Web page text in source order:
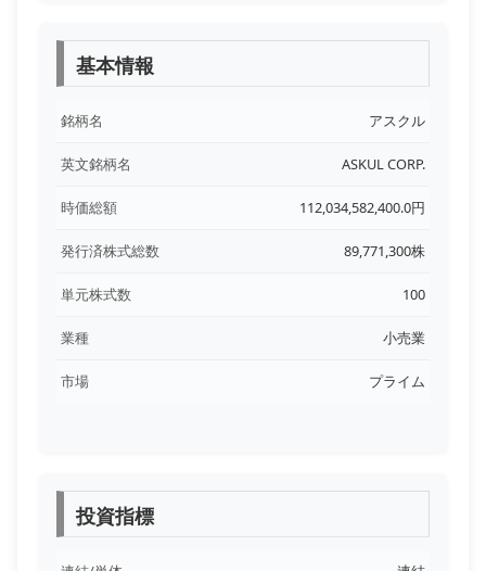
基本情報
銘柄名 アスクル
英文銘柄名 ASKUL CORP.
時価総額 112,034,582,400.0円
発行済株式総数 89,771,300株
単元株式数 100
業種 小売業
市場 プライム
投資指標